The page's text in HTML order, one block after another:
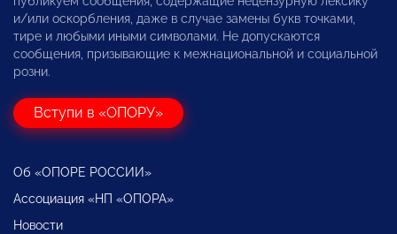
и/или оскорбления, даже в случае замены букв точками,
тире и любыми иными символами. Не допускаются
сообщения, призывающие к межнациональной и социальной
розни.
Вступи в «ОПОРУ»
Об «ОПОРЕ РОССИИ»
Ассоциация «НП «ОПОРА»
Новости